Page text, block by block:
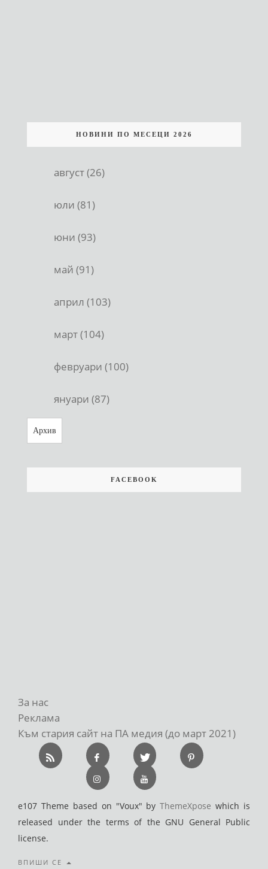
НОВИНИ ПО МЕСЕЦИ 2026
август (26)
юли (81)
юни (93)
май (91)
април (103)
март (104)
февруари (100)
януари (87)
Архив
FACEBOOK
За нас
Реклама
Към стария сайт на ПА медия (до март 2021)
e107 Theme based on "Voux" byThemeXpose which is
released under the terms of the GNU General Public
license.
ВПИШИ СЕ